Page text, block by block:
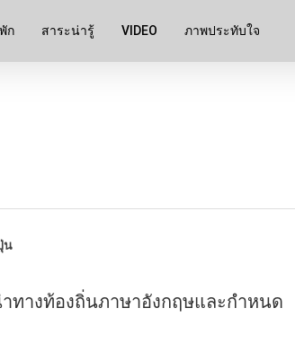
ก สาระน่ารู้ VIDEO ภาพประทับใจ
น
ทางท้องถิ่นภาษาอังกฤษและกำหนด